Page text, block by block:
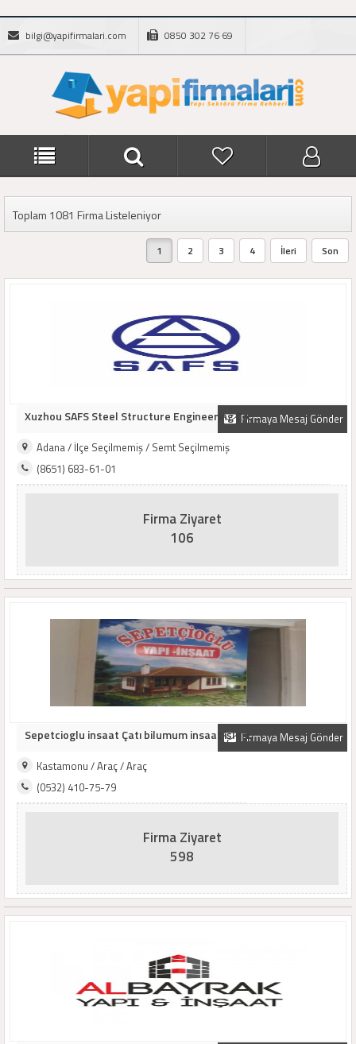
bilgi@yapifirmalari.com 0850 302 76 69
Toplam 1081 Firma Listeleniyor
1 2 3 4 İleri Son
Firmaya Mesaj Gönder
Xuzhou SAFS Steel Structure Engineering Co., ..
Adana / İlçe Seçilmemiş / Semt Seçilmemiş
(8651) 683-61-01
Firma Ziyaret
106
Firmaya Mesaj Gönder
Sepetcioglu insaat Çatı bilumum insaat işleri..
Kastamonu / Araç / Araç
(0532) 410-75-79
Firma Ziyaret
598